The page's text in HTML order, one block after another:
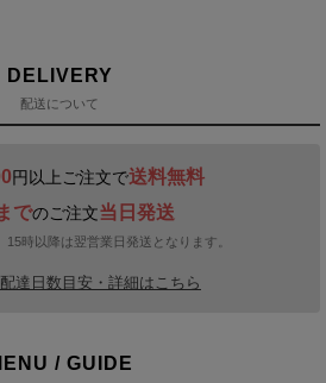
DELIVERY
配送について
円以上ご注文で送料無料
でのご注文当日発送
時以降は翌営業日発送となります。
達日数目安・詳細はこちら
/ GUIDE